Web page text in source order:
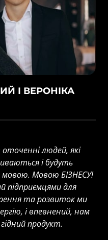
І ВЕРОНІКА
людей, які
і будуть
мовою. Мовою БІЗНЕСУ!
підприємцями для
та розвиток ми
і впевнений, нам
продукт.